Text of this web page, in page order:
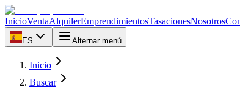
InicioVentaAlquilerEmprendimientosTasacionesNosotros
ES Alternar menú
Inicio
Buscar